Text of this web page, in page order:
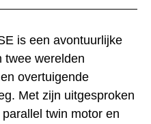
is een avontuurlijke
twee werelden
overtuigende
Met zijn uitgesproken
twin motor en